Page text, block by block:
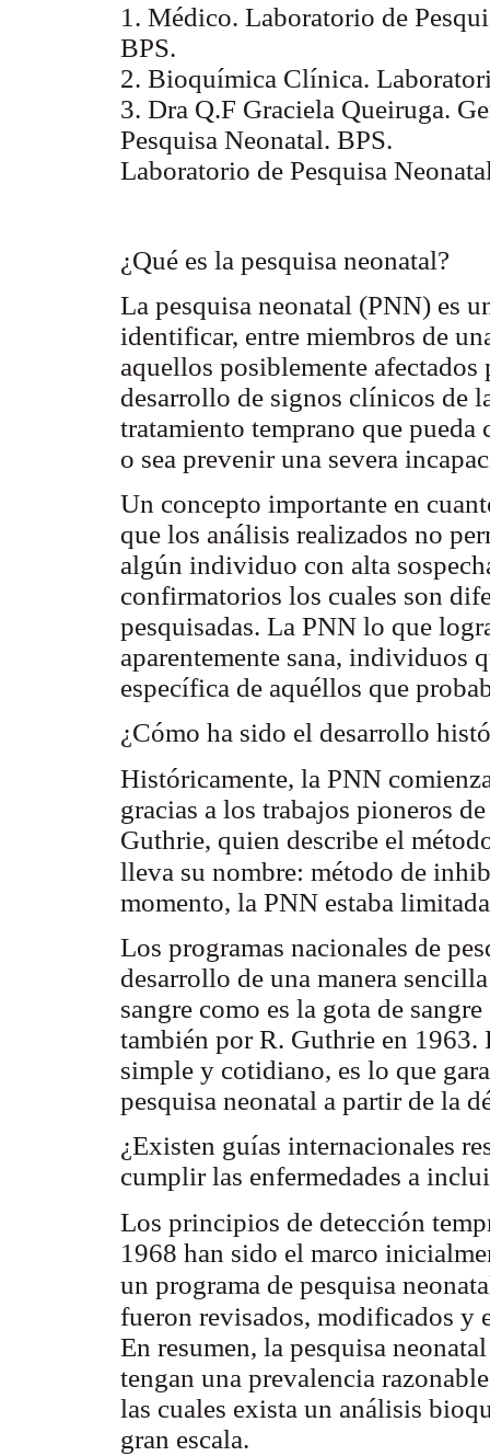
1. Médico. Laboratorio de
BPS.
2. Bioquímica Clínica.
3. Dra Q.F Graciela Queiruga.
Pesquisa Neonatal. BPS.
Laboratorio de Pesquisa
¿Qué es la pesquisa neonatal?
La pesquisa neonatal (PNN) es
identificar, entre miembros de
aquellos posiblemente
desarrollo de signos clínicos de
tratamiento temprano que pueda
o sea prevenir una severa
Un concepto importante en
que los análisis realizados no
algún individuo con alta
confirmatorios los cuales son
pesquisadas. La PNN lo que
aparentemente sana, individuos
específica de aquéllos que
¿Cómo ha sido el desarrollo
Históricamente, la PNN
gracias a los trabajos pioneros
Guthrie, quien describe el
lleva su nombre: método de
momento, la PNN estaba
Los programas nacionales de
desarrollo de una manera
sangre como es la gota de
también por R. Guthrie en 1963.
simple y cotidiano, es lo que
pesquisa neonatal a partir de la
¿Existen guías internacionales
cumplir las enfermedades a
Los principios de detección
1968 han sido el marco
un programa de pesquisa
fueron revisados, modificados
En resumen, la pesquisa
tengan una prevalencia
las cuales exista un análisis
gran escala.